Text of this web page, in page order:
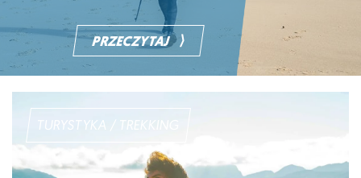
PRZECZYTAJ ⟩
TURYSTYKA / TREKKING